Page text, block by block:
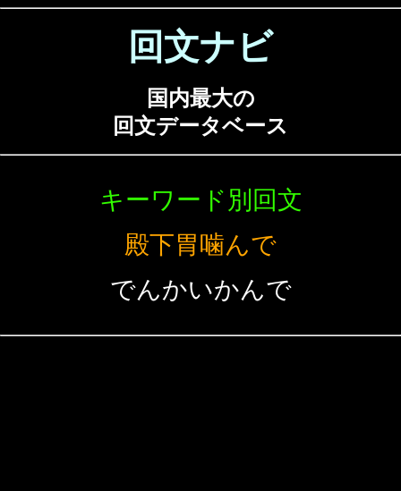
回文ナビ
国内最大の
回文データベース
キーワード別回文
殿下胃噛んで
でんかいかんで